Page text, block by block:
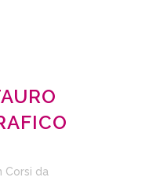
Corsi da